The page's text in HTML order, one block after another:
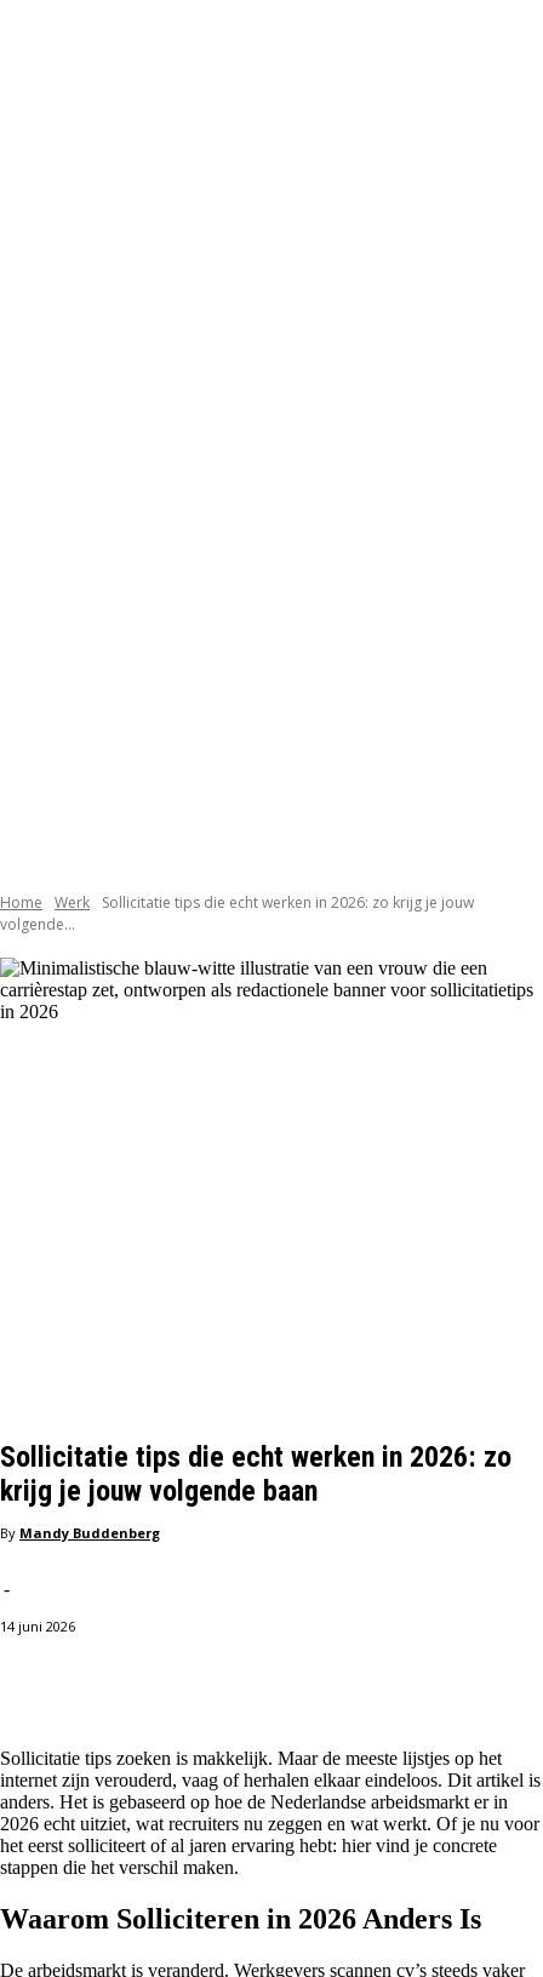
Home Werk
Sollicitatie tips die echt werken in 2026: zo krijg je jouw
volgende...
Sollicitatie tips die echt werken in 2026: zo
krijg je jouw volgende baan
By Mandy Buddenberg
-
14 juni 2026
Sollicitatie tips zoeken is makkelijk. Maar de meeste lijstjes op het
internet zijn verouderd, vaag of herhalen elkaar eindeloos. Dit artikel is
anders. Het is gebaseerd op hoe de Nederlandse arbeidsmarkt er in
2026 echt uitziet, wat recruiters nu zeggen en wat werkt. Of je nu voor
het eerst solliciteert of al jaren ervaring hebt: hier vind je concrete
stappen die het verschil maken.
Waarom Solliciteren in 2026 Anders Is
De arbeidsmarkt is veranderd. Werkgevers scannen cv’s steeds vaker